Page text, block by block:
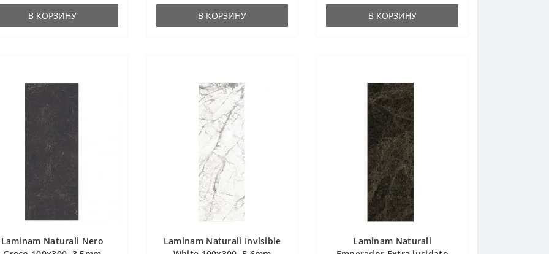
В КОРЗИНУ В КОРЗИНУ В КОРЗИНУ
Laminam Naturali Nero
Laminam Naturali Invisible
Laminam Naturali